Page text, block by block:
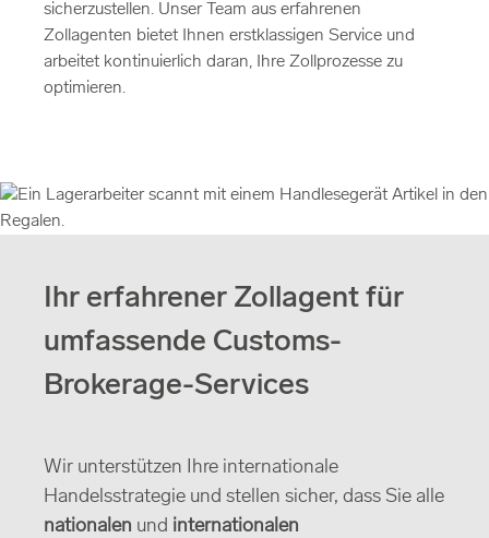
sicherzustellen. Unser Team aus erfahrenen
Zollagenten bietet Ihnen erstklassigen Service und
arbeitet kontinuierlich daran, Ihre Zollprozesse zu
optimieren.
Ihr erfahrener Zollagent für
umfassende Customs-
Brokerage-Services
Wir unterstützen Ihre internationale
Handelsstrategie und stellen sicher, dass Sie alle
nationalen und internationalen